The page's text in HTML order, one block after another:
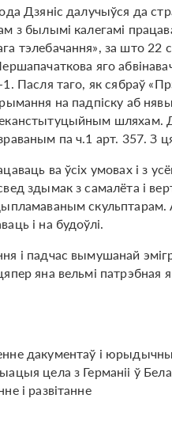
Дзяніс далучыўся да
з былымі калегамі
тэлебачання», за што
яго
Пасля таго, як сябраў
на падпіску аб
шляхам.
па ч.1 арт. 357. З
ва ўсіх умовах і з
здымак з самалёта і
скульптарам.
і на будоўлі.
і падчас вымушанай
яна вельмі патрэбная
дакументаў і
цела з Германіі ў
і развітанне